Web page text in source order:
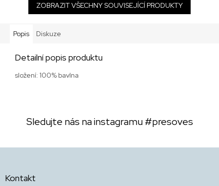
ZOBRAZIT VŠECHNY SOUVISEJÍCÍ PRODUKTY
Popis Diskuze
Detailní popis produktu
složení: 100% bavlna
Sledujte nás na instagramu#presoves
Kontakt